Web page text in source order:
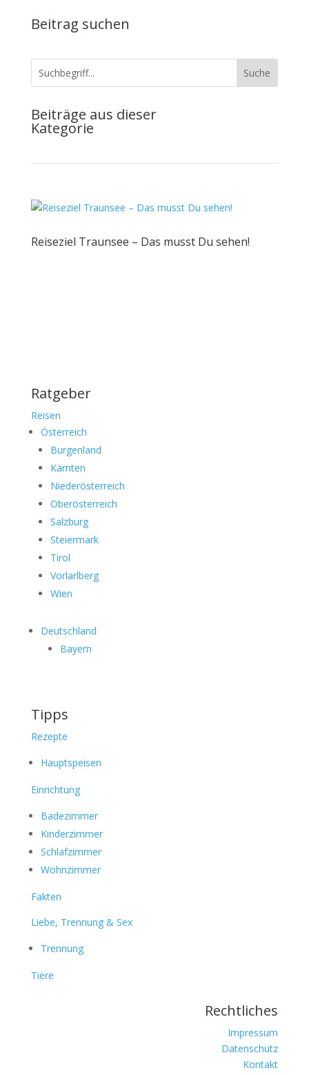
Beitrag suchen
Beiträge aus dieser
Kategorie
Reiseziel Traunsee – Das musst Du sehen!
Ratgeber
Reisen
Österreich
Burgenland
Kärnten
Niederösterreich
Oberösterreich
Salzburg
Steiermark
Tirol
Vorlarlberg
Wien
Deutschland
Bayern
Tipps
Rezepte
Hauptspeisen
Einrichtung
Badezimmer
Kinderzimmer
Schlafzimmer
Wohnzimmer
Fakten
Liebe, Trennung & Sex
Trennung
Tiere
Rechtliches
Impressum
Datenschutz
Kontakt